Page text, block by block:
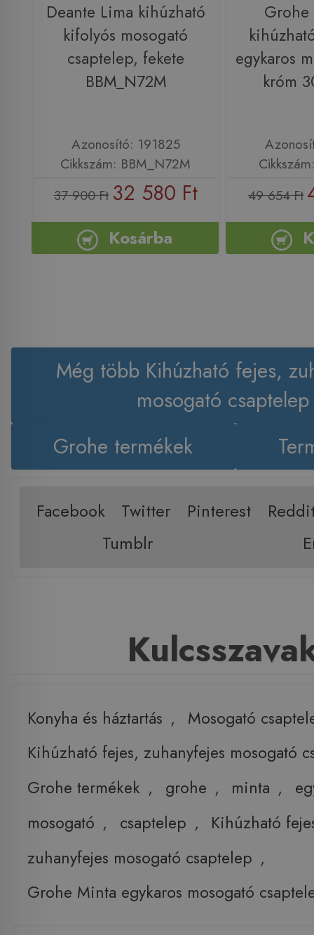
Deante Lima kihúzható
kifolyós mosogató
csaptelep, fekete
BBM_N72M
Azonosító: 191825
Cikkszám: BBM_N72M
37 900 Ft 32 580 Ft
Kosárba
Grohe
egykaros
króm
49 654 Ft
Még több Kihúzható fejes,
mosogató csaptelep
Grohe termékek
Facebook Twitter Pinterest
Tumblr
Konyha és háztartás ,
Mosogató
Kihúzható fejes, zuhanyfejes mosogató
Grohe termékek , grohe , minta ,
mosogató , csaptelep ,
Kihúzható
zuhanyfejes mosogató csaptelep ,
Grohe Minta egykaros mosogató